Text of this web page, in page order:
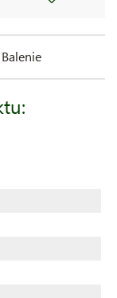
Balenie